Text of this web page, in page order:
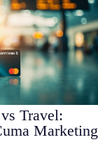
Travel:
Marketing